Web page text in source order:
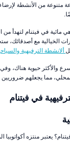
متنوعة من الأنشطة
في فيتنام لتهدأ من
الخيالية مع أصدقائك،
ألانشطة الترفيهية
والأكثر حيوية هناك،
مما يجعلهم
في فيتنام
يعتبر منتزه أكواتوبيا